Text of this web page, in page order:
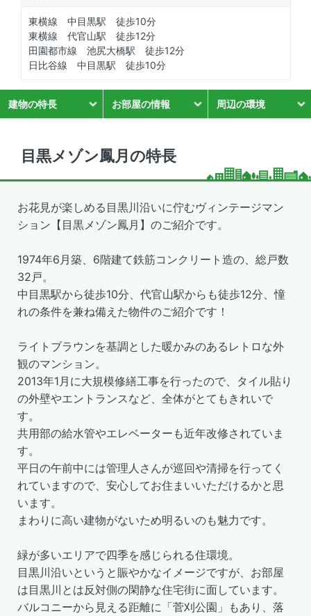
東横線 中目黒駅 徒歩10分
東横線 代官山駅 徒歩12分
田園都市線 池尻大橋駅 徒歩12分
日比谷線 中目黒駅 徒歩10分
建物の特長 お部屋の情報 周辺の環境
目黒メゾン鳳月の特長
お花見が楽しめる目黒川沿いに佇むヴィンテージマン
ション【目黒メゾン鳳月】のご紹介です。
1974年6月築、6階建て鉄筋コンクリート造の、総戸数
32戸。
中目黒駅から徒歩10分、代官山駅からも徒歩12分、憧
れの条件を兼ね備えた物件のご紹介です！
ライトブラウンを基調とした暖かみのあるレトロな外
観のマンション。
2013年1月に大規模修繕工事を行ったので、タイル貼り
の外壁やエントランスなど、全体がとてもきれいで
す。
共用部の給水管やエレベーターも近年改修されていま
す。
平日の午前中には管理人さんが巡回や清掃を行ってく
れていますので、安心してお住まいいただけるかと思
います。
まわりに高い建物がないため明るいのも魅力です。
緑が多いエリアで四季を感じられる住環境。
目黒川沿いというと賑やかなイメージですが、お部屋
は目黒川とは反対側の閑静な住宅街に面しています。
バルコニーから見える距離に「菅刈公園」もあり、落